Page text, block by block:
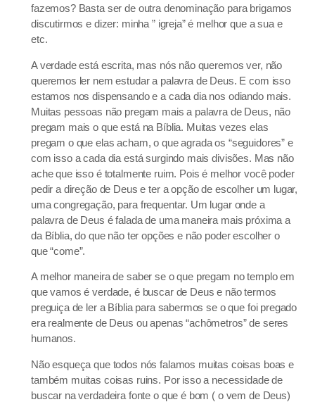
fazemos? Basta ser de outra denominação para brigamos
discutirmos e dizer: minha ” igreja” é melhor que a sua e
etc.
A verdade está escrita, mas nós não queremos ver, não
queremos ler nem estudar a palavra de Deus. E com isso
estamos nos dispensando e a cada dia nos odiando mais.
Muitas pessoas não pregam mais a palavra de Deus, não
pregam mais o que está na Bíblia. Muitas vezes elas
pregam o que elas acham, o que agrada os “seguidores” e
com isso a cada dia está surgindo mais divisões. Mas não
ache que isso é totalmente ruim. Pois é melhor você poder
pedir a direção de Deus e ter a opção de escolher um lugar,
uma congregação, para frequentar. Um lugar onde a
palavra de Deus é falada de uma maneira mais próxima a
da Bíblia, do que não ter opções e não poder escolher o
que “come”.
A melhor maneira de saber se o que pregam no templo em
que vamos é verdade, é buscar de Deus e não termos
preguiça de ler a Bíblia para sabermos se o que foi pregado
era realmente de Deus ou apenas “achômetros” de seres
humanos.
Não esqueça que todos nós falamos muitas coisas boas e
também muitas coisas ruins. Por isso a necessidade de
buscar na verdadeira fonte o que é bom ( o vem de Deus)